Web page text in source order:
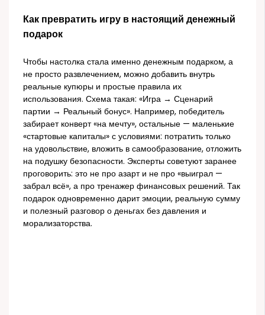
Как превратить игру в настоящий денежный
подарок
Чтобы настолка стала именно денежным подарком, а
не просто развлечением, можно добавить внутрь
реальные купюры и простые правила их
использования. Схема такая: «Игра → Сценарий
партии → Реальный бонус». Например, победитель
забирает конверт «на мечту», остальные — маленькие
«стартовые капиталы» с условиями: потратить только
на удовольствие, вложить в самообразование, отложить
на подушку безопасности. Эксперты советуют заранее
проговорить: это не про азарт и не про «выиграл —
забрал всё», а про тренажер финансовых решений. Так
подарок одновременно дарит эмоции, реальную сумму
и полезный разговор о деньгах без давления и
морализаторства.